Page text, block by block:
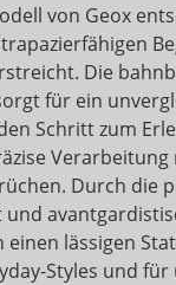
von Geox
Die
für ein
Schritt zum
Durch die
einen lässigen
Styles und